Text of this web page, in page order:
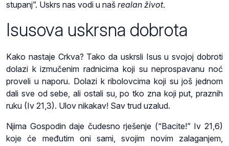
stupanj”. Uskrs nas vodi u naš realan život.
Isusova uskrsna dobrota
Kako nastaje Crkva? Tako da uskrsli Isus u svojoj dobroti
dolazi k izmučenim radnicima koji su neprospavanu noć
proveli u naporu. Dolazi k ribolovcima koji su još jednom
dali sve od sebe, ali ostali su, po tko zna koji put, praznih
ruku (Iv 21,3). Ulov nikakav! Sav trud uzalud.
Njima Gospodin daje čudesno rješenje (“Bacite!” Iv 21,6)
koje će međutim oni sami, svojim novim zalaganjem,